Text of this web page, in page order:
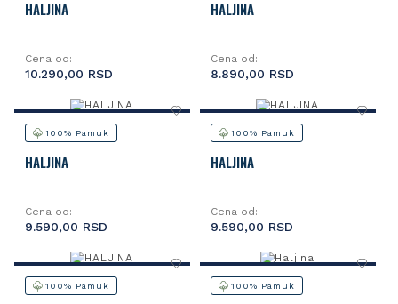
HALJINA
Cena od:
10.290,00 RSD
HALJINA
Cena od:
8.890,00 RSD
100% Pamuk
HALJINA
Cena od:
9.590,00 RSD
100% Pamuk
HALJINA
Cena od:
9.590,00 RSD
100% Pamuk 100% Pamuk